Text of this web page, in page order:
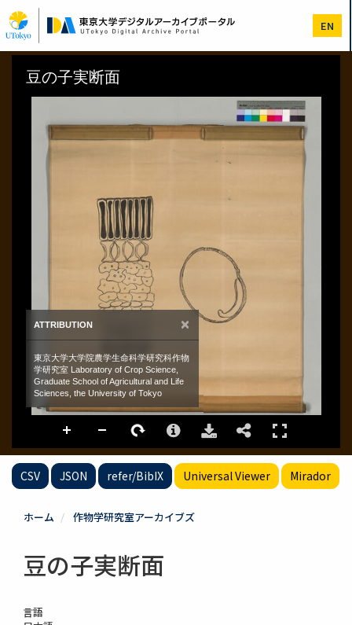
イ
ン
コ
EN
CSV JSON refer/BibIX Universal Viewer Mirador
ホーム 作物学研究室アーカイブズ
豆の子実断面
言語